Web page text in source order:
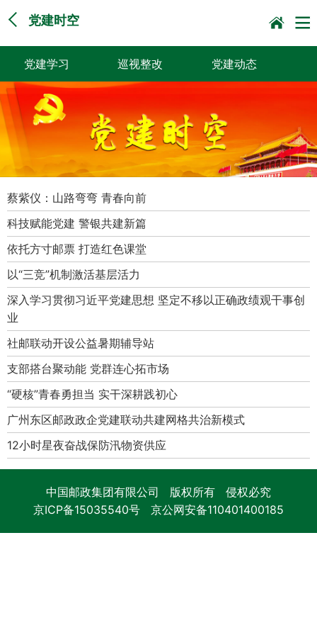
党建时空
党建学习 巡视整改 党建动态
党员风采
今天你读书了吗？ 学习贯彻党的二十
届三中全会精神
巡视意见
蔡紫仪：山路弯弯 青春向前
科技赋能党建 警银共建新篇
依托方寸邮票 打造红色课堂
以“三竞”机制激活基层活力
深入学习贯彻习近平党建思想 坚定不移以正确政绩观干事创
业
社邮联动开设公益暑期辅导站
支部搭台聚动能 党群连心拓市场
“硬核”青春勇担当 实干深耕践初心
广州东区邮政政企党建联动共建网格共治新模式
12小时星夜奋战保防汛物资供应
中国邮政集团有限公司 版权所有 侵权必究
京ICP备15035540号 京公网安备110401400185